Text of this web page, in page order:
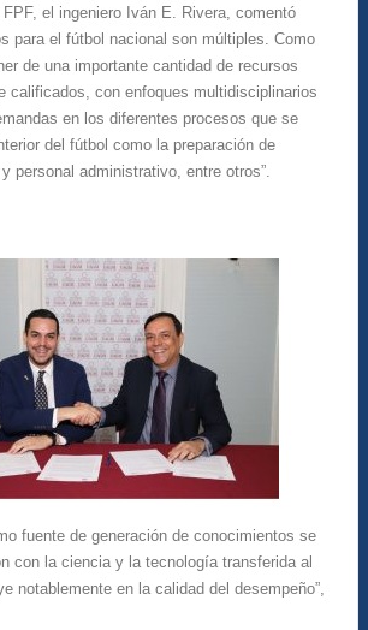
el ingeniero Iván E. Rivera, comentó
para el fútbol nacional son múltiples. Como
de una importante cantidad de recursos
calificados, con enfoques multidisciplinarios
en los diferentes procesos que se
del fútbol como la preparación de
personal administrativo, entre otros”.
fuente de generación de conocimientos se
con la ciencia y la tecnología transferida al
notablemente en la calidad del desempeño”,